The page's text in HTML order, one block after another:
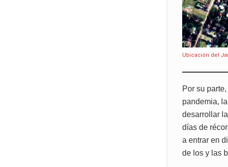
Ubicación del
Por su
pandemia,
desarrollar
días de
a entrar en
de los y las